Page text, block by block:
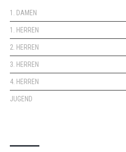
1. DAMEN
1. HERREN
2. HERREN
3. HERREN
4. HERREN
JUGEND